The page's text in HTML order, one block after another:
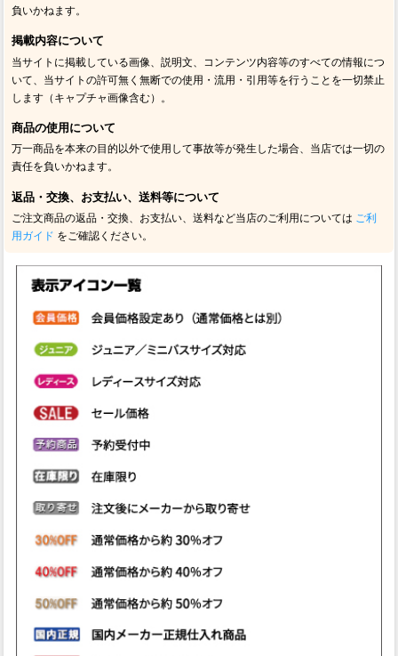
負いかねます。
掲載内容について
当サイトに掲載している画像、説明文、コンテンツ内容等のすべての情報につ
いて、当サイトの許可無く無断での使用・流用・引用等を行うことを一切禁止
します（キャプチャ画像含む）。
商品の使用について
万一商品を本来の目的以外で使用して事故等が発生した場合、当店では一切の
責任を負いかねます。
返品・交換、お支払い、送料等について
ご注文商品の返品・交換、お支払い、送料など当店のご利用については ご利
用ガイド をご確認ください。